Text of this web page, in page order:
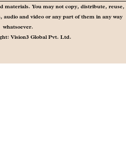
materials. You may not copy, distribute, reuse,
audio and video or any part of them in any way
whatsoever.
Vision3 Global Pvt. Ltd.